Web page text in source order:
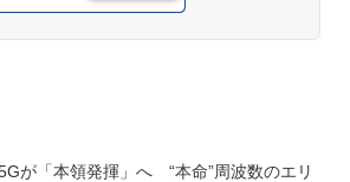
が「本領発揮」へ　“本命”周波数のエリ